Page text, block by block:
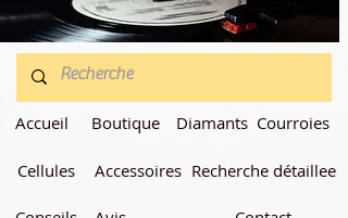
Accueil
Cellules
Boutique
Accessoires
Diamants Courroies
Recherche détaillee